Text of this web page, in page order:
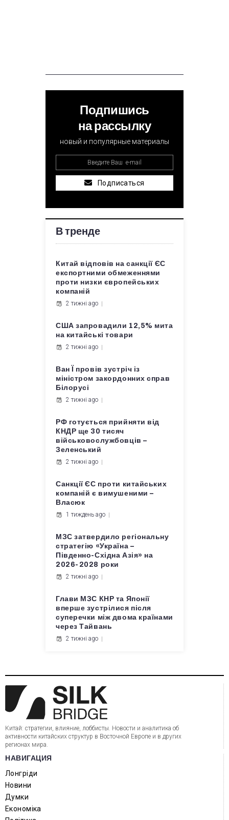
Подпишись
на рассылку
новый и популярные материалы
Подписаться
В тренде
Китай відповів на санкції ЄС
експортними обмеженнями
проти низки європейських
компаній
2 тижні ago
США запровадили 12,5% мита
на китайські товари
2 тижні ago
Ван Ї провів зустріч із
міністром закордонних справ
Білорусі
2 тижні ago
РФ готується прийняти від
КНДР ще 30 тисяч
військовослужбовців –
Зеленський
2 тижні ago
Санкції ЄС проти китайських
компаній є вимушеними –
Власюк
1 тиждень ago
МЗС затвердило регіональну
стратегію «Україна –
Південно-Східна Азія» на
2026-2028 роки
2 тижні ago
Глави МЗС КНР та Японії
вперше зустрілися після
суперечки між двома країнами
через Тайвань
2 тижні ago
Китай: стратегии, влияние, лоббисты. Новости и аналитика об
активности китайских структур в Восточной Европе и в других
регионах мира.
НАВИГАЦИЯ
Лонгріди
Новини
Думки
Економіка